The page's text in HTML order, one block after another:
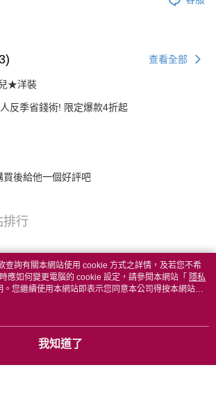
查看全部
★洋裝
反季省錢術! 限定爆款4折起
後給他一個好評吧
排行
查詢有關本網站使用 cookie 方式之詳情，及若您不希
應如何變更電腦的 cookie 設定，請參閱本網站「 隱私
。您繼續使用本網站即表示您同意本公司得按本網站使
cookie。
我知道了